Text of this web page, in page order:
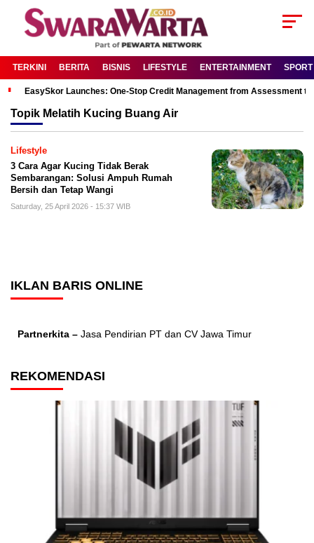
TERKINI BERITA BISNIS LIFESTYLE ENTERTAINMENT SPORT
EasySkor Launches: One-Stop Credit Management from Assessment
Topik Melatih Kucing Buang Air
Lifestyle
3 Cara Agar Kucing Tidak Berak
Sembarangan: Solusi Ampuh Rumah
Bersih dan Tetap Wangi
Saturday, 25 April 2026 - 15:37 WIB
IKLAN BARIS ONLINE
Partnerkita – Jasa Pendirian PT dan CV Jawa Timur
REKOMENDASI